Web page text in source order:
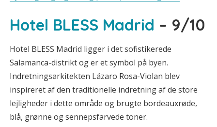
Hotel BLESS Madrid – 9/10
Hotel BLESS Madrid ligger i det sofistikerede
Salamanca-distrikt og er et symbol på byen.
Indretningsarkitekten Lázaro Rosa-Violan blev
inspireret af den traditionelle indretning af de store
lejligheder i dette område og brugte bordeauxrøde,
blå, grønne og sennepsfarvede toner.